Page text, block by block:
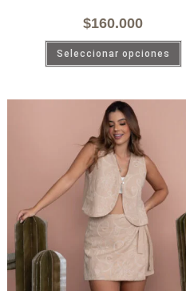
$160.000
Seleccionar opciones